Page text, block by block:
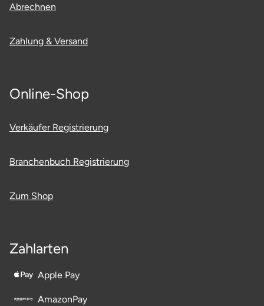
Abrechnen
Zahlung & Versand
Online-Shop
Verkäufer Registrierung
Branchenbuch Registrierung
Zum Shop
Zahlarten
Apple Pay
AmazonPay